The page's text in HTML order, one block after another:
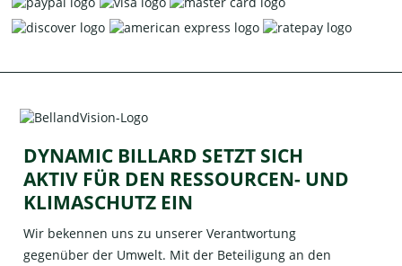
DYNAMIC BILLARD SETZT SICH
AKTIV FÜR DEN RESSOURCEN- UND
KLIMASCHUTZ EIN
Wir bekennen uns zu unserer Verantwortung
gegenüber der Umwelt. Mit der Beteiligung an den